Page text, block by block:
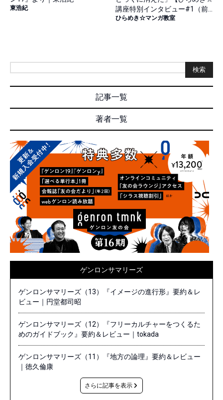
東浩紀
講座特別インタビュー#1（前
篇）】
ひらめき☆マンガ教室
検索
記事一覧
著者一覧
ゲンロンサマリーズ
ゲンロンサマリーズ（13）『イメージの進行形』要約＆レ
ビュー｜円堂都司昭
ゲンロンサマリーズ（12）『フリーカルチャーをつくるた
めのガイドブック』要約＆レビュー｜tokada
ゲンロンサマリーズ（11）『地方の論理』要約＆レビュー
｜徳久倫康
さらに記事を表示